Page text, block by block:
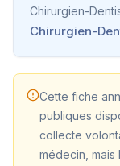
Chirurgien-
Chirurgien-
Cette fiche
publiques
collecte
médecin,